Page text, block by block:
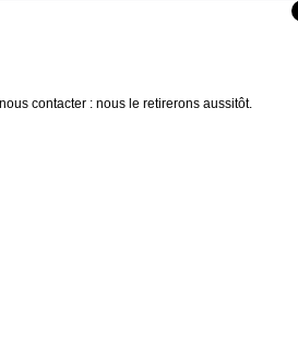
contacter : nous le retirerons aussitôt.